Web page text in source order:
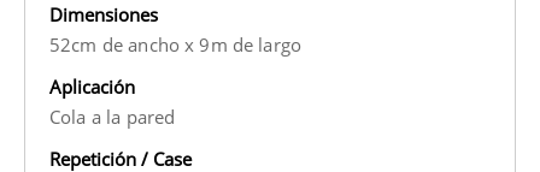
Dimensiones
52cm de ancho x 9m de largo
Aplicación
Cola a la pared
Repetición / Case